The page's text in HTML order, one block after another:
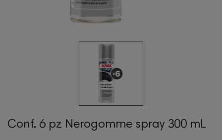
Conf. 6 pz Nerogomme spray 300 mL